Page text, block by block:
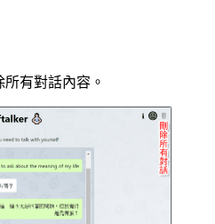
有對話內容。